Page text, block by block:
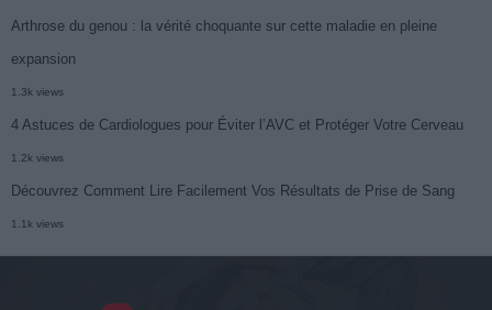
Arthrose du genou : la vérité choquante sur cette maladie en pleine
expansion
1.3k views
4 Astuces de Cardiologues pour Éviter l’AVC et Protéger Votre Cerveau
1.2k views
Découvrez Comment Lire Facilement Vos Résultats de Prise de Sang
1.1k views